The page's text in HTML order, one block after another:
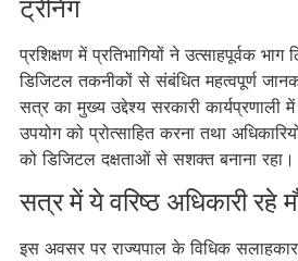
ट्रेनिंग
प्रशिक्षण में प्रतिभागियों ने उत्साहपूर्वक
डिजिटल तकनीकों से संबंधित महत्वपूर्ण
सत्र का मुख्य उद्देश्य सरकारी कार्यप्रणाली
उपयोग को प्रोत्साहित करना तथा
को डिजिटल दक्षताओं से सशक्त बनाना रहा।
सत्र में ये वरिष्ठ अधिकारी रहे
इस अवसर पर राज्यपाल के विधिक सलाहकार